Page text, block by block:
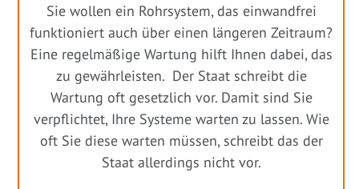
Sie wollen ein Rohrsystem, das einwandfrei
funktioniert auch über einen längeren Zeitraum?
Eine regelmäßige Wartung hilft Ihnen dabei, das
zu gewährleisten. Der Staat schreibt die
Wartung oft gesetzlich vor. Damit sind Sie
verpflichtet, Ihre Systeme warten zu lassen. Wie
oft Sie diese warten müssen, schreibt das der
Staat allerdings nicht vor.